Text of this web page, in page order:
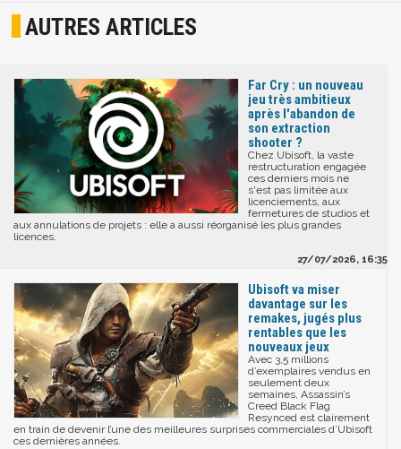
AUTRES ARTICLES
Far Cry : un nouveau
jeu très ambitieux
après l'abandon de
son extraction
shooter ?
Chez Ubisoft, la vaste
restructuration engagée
ces derniers mois ne
s'est pas limitée aux
licenciements, aux
fermetures de studios et
aux annulations de projets : elle a aussi réorganisé les plus grandes
licences.
27/07/2026, 16:35
Ubisoft va miser
davantage sur les
remakes, jugés plus
rentables que les
nouveaux jeux
Avec 3,5 millions
d’exemplaires vendus en
seulement deux
semaines, Assassin’s
Creed Black Flag
Resynced est clairement
en train de devenir l’une des meilleures surprises commerciales d’Ubisoft
ces dernières années.